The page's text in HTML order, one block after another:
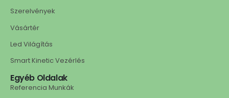
Szerelvények
Vásártér
Led Világítás
Smart Kinetic Vezérlés
Egyéb Oldalak
Referencia Munkák